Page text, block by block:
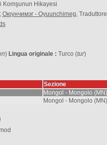
Komşunun Hikayesi
Оюунчимэг - Oyuunchimeg, Traduttore
) Lingua originale : Turco (tur)
Sezione
Mongol - Mongolo (MN)
Mongol - Mongolo (MN)